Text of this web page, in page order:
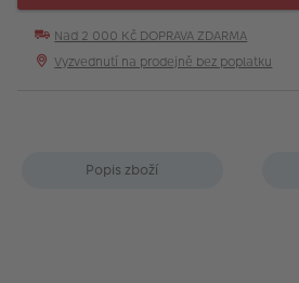
Nad 2 000 Kč DOPRAVA ZDARMA
Vyzvednutí na prodejně bez poplatku
Popis zboží